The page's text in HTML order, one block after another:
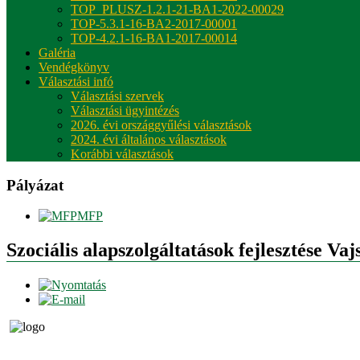
TOP_PLUSZ-1.2.1-21-BA1-2022-00029
TOP-5.3.1-16-BA2-2017-00001
TOP-4.2.1-16-BA1-2017-00014
Galéria
Vendégkönyv
Választási infó
Választási szervek
Választási ügyintézés
2026. évi országgyűlési választások
2024. évi általános választások
Korábbi választások
Pályázat
MFP
Szociális alapszolgáltatások fejlesztése